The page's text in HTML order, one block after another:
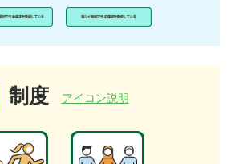
制度 アイコン説明